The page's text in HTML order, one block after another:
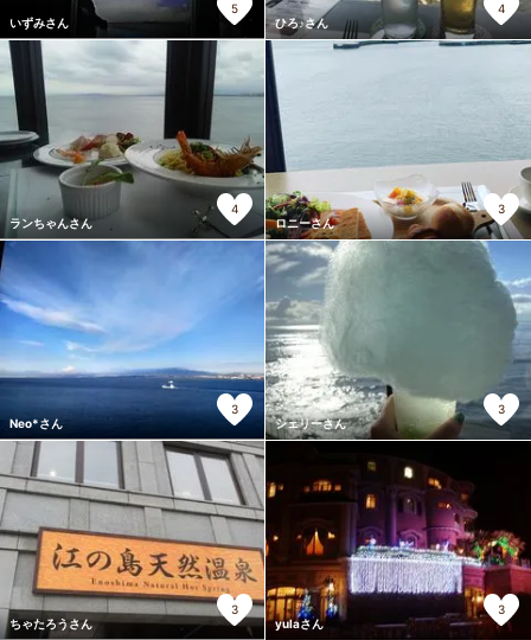
いずみさん
5
ひろ♪さん
4
ランちゃんさん
4
ロニーさん
3
Neo*さん
3
シェリーさん
3
ちゃたろうさん
3
yulaさん
3